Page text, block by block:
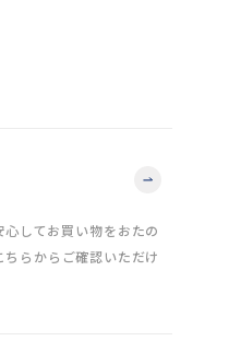
してお買い物をおたの
らからご確認いただけ